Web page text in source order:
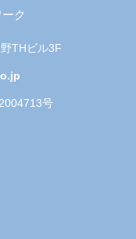
ク
THビル3F
号